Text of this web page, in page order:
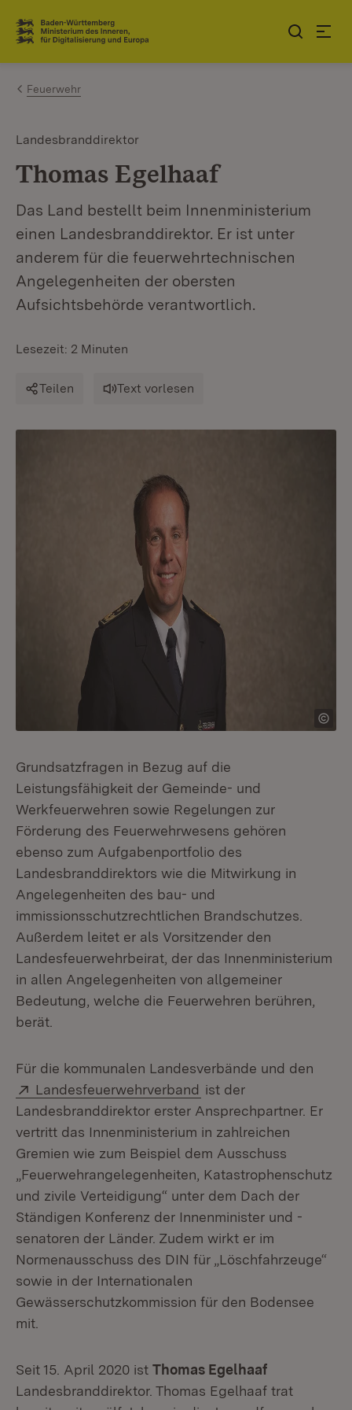
Zum Inhalt springen
Link zur Startseite
Feuerwehr
Landesbranddirektor
Thomas Egelhaaf
Das Land bestellt beim Innenministerium
einen Landesbranddirektor. Er ist unter
anderem für die feuerwehrtechnischen
Angelegenheiten der obersten
Aufsichtsbehörde verantwortlich.
Lesezeit: 2 Minuten
Teilen Text vorlesen
Grundsatzfragen in Bezug auf die
Leistungsfähigkeit der Gemeinde- und
Werkfeuerwehren sowie Regelungen zur
Förderung des Feuerwehrwesens gehören
ebenso zum Aufgabenportfolio des
Landesbranddirektors wie die Mitwirkung in
Angelegenheiten des bau- und
immissionsschutzrechtlichen Brandschutzes.
Außerdem leitet er als Vorsitzender den
Landesfeuerwehrbeirat, der das Innenministerium
in allen Angelegenheiten von allgemeiner
Bedeutung, welche die Feuerwehren berühren,
berät.
Für die kommunalen Landesverbände und den
Extern:
Landesfeuerwehrverband (Öffnet in neuem
ist der
Landesbranddirektor erster Ansprechpartner. Er
vertritt das Innenministerium in zahlreichen
Gremien wie zum Beispiel dem Ausschuss
„Feuerwehrangelegenheiten, Katastrophenschutz
und zivile Verteidigung“ unter dem Dach der
Ständigen Konferenz der Innenminister und -
senatoren der Länder. Zudem wirkt er im
Normenausschuss des DIN für „Löschfahrzeuge“
sowie in der Internationalen
Gewässerschutzkommission für den Bodensee
mit.
Seit 15. April 2020 ist Thomas Egelhaaf
Landesbranddirektor. Thomas Egelhaaf trat